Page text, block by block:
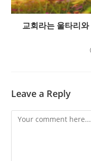
교회라는 울타리
Leave a Reply
Comment